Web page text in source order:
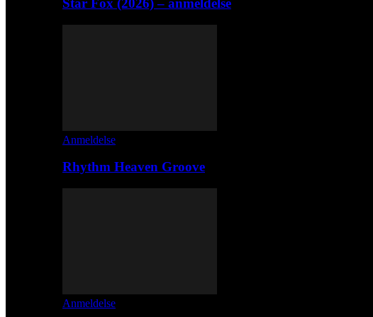
Star Fox (2026) – anmeldelse
Anmeldelse
Rhythm Heaven Groove
Anmeldelse